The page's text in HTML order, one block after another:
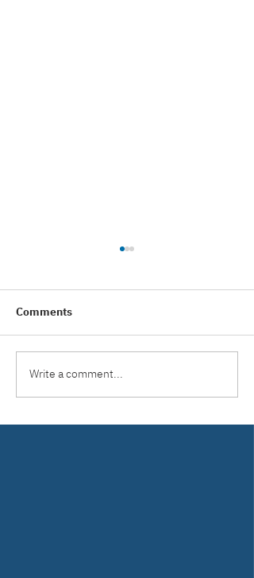
ผลงานติดตั้ง หลังคาเมทัล
ชีท ลอน CJM 700K ระบบ
คลิปล็อก (ซ่อนสกรู) สี
Comments
Write a comment...